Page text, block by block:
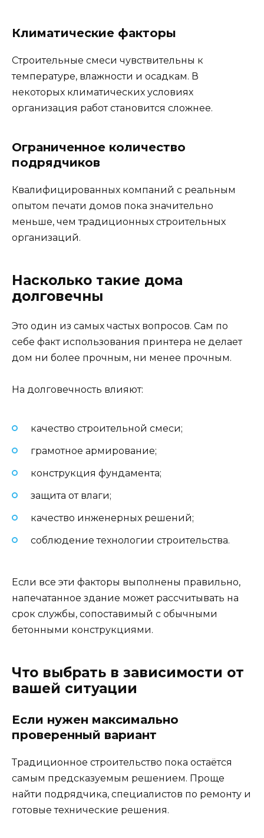
Климатические факторы
Строительные смеси чувствительны к
температуре, влажности и осадкам. В
некоторых климатических условиях
организация работ становится сложнее.
Ограниченное количество
подрядчиков
Квалифицированных компаний с реальным
опытом печати домов пока значительно
меньше, чем традиционных строительных
организаций.
Насколько такие дома
долговечны
Это один из самых частых вопросов. Сам по
себе факт использования принтера не делает
дом ни более прочным, ни менее прочным.
На долговечность влияют:
качество строительной смеси;
грамотное армирование;
конструкция фундамента;
защита от влаги;
качество инженерных решений;
соблюдение технологии строительства.
Если все эти факторы выполнены правильно,
напечатанное здание может рассчитывать на
срок службы, сопоставимый с обычными
бетонными конструкциями.
Что выбрать в зависимости от
вашей ситуации
Если нужен максимально
проверенный вариант
Традиционное строительство пока остаётся
самым предсказуемым решением. Проще
найти подрядчика, специалистов по ремонту и
готовые технические решения.